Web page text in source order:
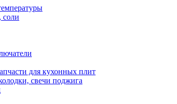
соли
для кухонных плит
свечи поджига